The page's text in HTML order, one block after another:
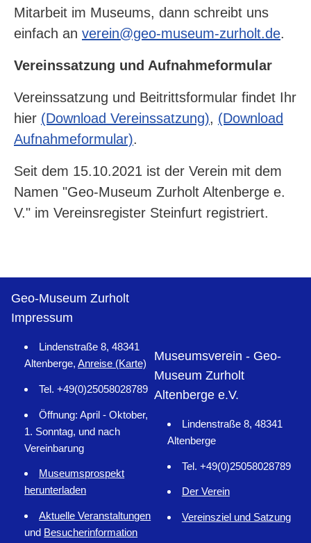
Mitarbeit im Museums, dann schreibt uns
einfach an verein@geo-museum-zurholt.de.
Vereinssatzung und Aufnahmeformular
Vereinssatzung und Beitrittsformular findet Ihr
hier (Download Vereinssatzung), (Download
Aufnahmeformular).
Seit dem 15.10.2021 ist der Verein mit dem
Namen "Geo-Museum Zurholt Altenberge e.
V." im Vereinsregister Steinfurt registriert.
Geo-Museum Zurholt
Impressum
Lindenstraße 8, 48341
Altenberge,Anreise (Karte)
Tel. +49(0)25058028789
Öffnung: April - Oktober,
1. Sonntag, und nach
Vereinbarung
Museumsprospekt
herunterladen
Aktuelle Veranstaltungen
und Besucherinformation
Museumsverein - Geo-
Museum Zurholt
Altenberge e.V.
Lindenstraße 8, 48341
Altenberge
Tel. +49(0)25058028789
Der Verein
Vereinsziel und Satzung